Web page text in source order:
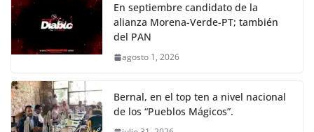
En septiembre candidato de la
alianza Morena-Verde-PT; también
del PAN
agosto 1, 2026
Bernal, en el top ten a nivel nacional
de los “Pueblos Mágicos”.